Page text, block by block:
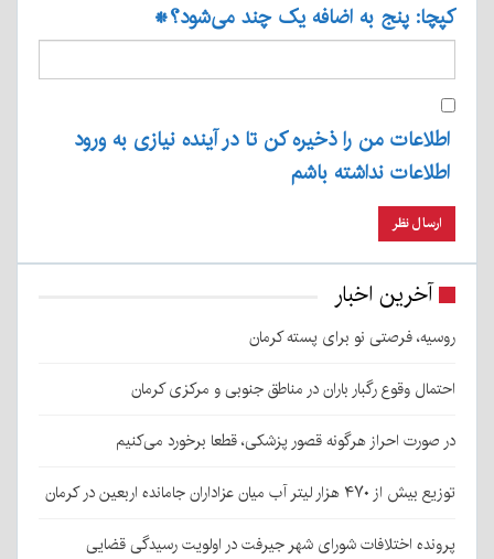
کپچا: پنج به اضافه یک چند می‌شود؟*
اطلاعات من را ذخیره کن تا در آینده نیازی به ورود
اطلاعات نداشته باشم
آخرین اخبار
روسیه، فرصتی نو برای پسته کرمان
احتمال وقوع رگبار باران در مناطق جنوبی و مرکزی کرمان
در صورت احراز هرگونه قصور پزشکی، قطعا برخورد می‌کنیم
توزیع بیش از ۴۷۰ هزار لیتر آب میان عزاداران جامانده اربعین در کرمان
پرونده اختلافات شورای شهر جیرفت در اولویت رسیدگی قضایی